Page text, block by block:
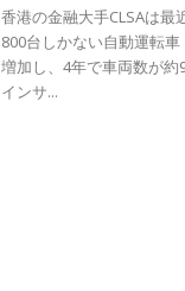
香港の金融大手CLSAは
800台しかない自動運転
増加し、4年で車両数が
インサ...